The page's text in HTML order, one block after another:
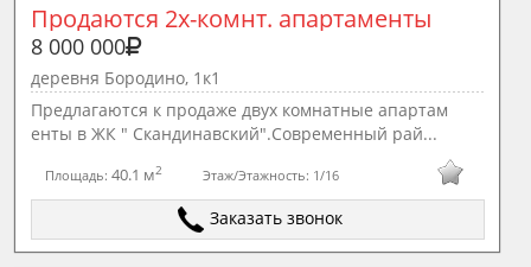
Продаются 2х-комнт. апартаменты
8 000 000
деревня Бородино, 1к1
Предлагаются к продаже двух комнатные апартам
енты в ЖК " Скандинавский".Современный рай...
Площадь: 40.1 м2 Этаж/Этажность: 1/16
Заказать звонок